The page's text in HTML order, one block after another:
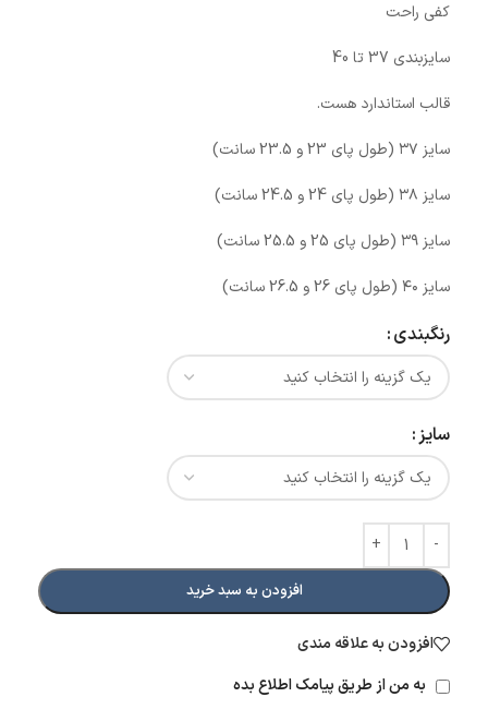
کفی راحت
سایزبندی 37 تا 40
قالب استاندارد هست.
سایز ۳۷ (طول پای 23 و 23.5 سانت)
سایز ۳۸ (طول پای 24 و 24.5 سانت)
سایز ۳۹ (طول پای 25 و 25.5 سانت)
سایز ۴۰ (طول پای 26 و 26.5 سانت)
رنگبندی
سایز
افزودن به سبد خرید
افزودن به علاقه مندی
به من از طریق پیامک اطلاع بده